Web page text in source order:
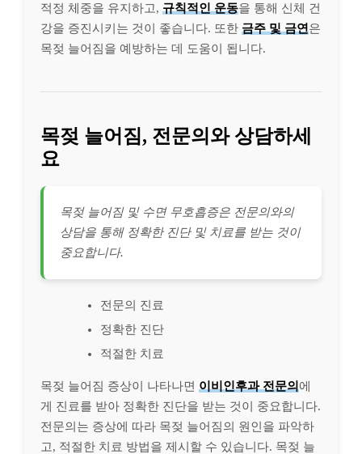
적정 체중을 유지하고, 규칙적인 운동을 통해 신체 건
강을 증진시키는 것이 좋습니다. 또한 금주 및 금연 은
목젖 늘어짐을 예방하는 데 도움이 됩니다.
목젖 늘어짐, 전문의와 상담하세
요
목젖 늘어짐 및 수면 무호흡증은 전문의와의
상담을 통해 정확한 진단 및 치료를 받는 것이
중요합니다.
전문의 진료
정확한 진단
적절한 치료
목젖 늘어짐 증상이 나타나면 이비인후과 전문의 에
게 진료를 받아 정확한 진단을 받는 것이 중요합니다.
전문의는 증상에 따라 목젖 늘어짐의 원인을 파악하
고, 적절한 치료 방법을 제시할 수 있습니다. 목젖 늘